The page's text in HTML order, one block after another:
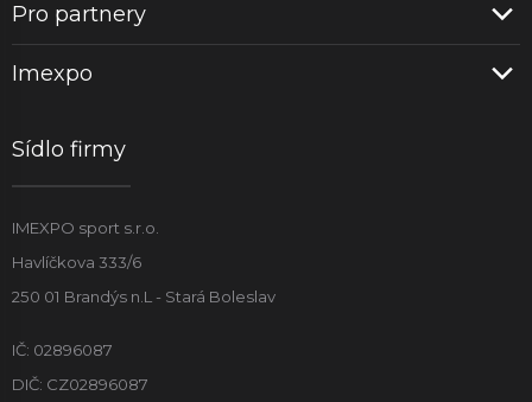
Pro partnery
Imexpo
Sídlo firmy
IMEXPO sport s.r.o.
Havlíčkova 333/6
250 01 Brandýs n.L - Stará Boleslav
IČ: 02896087
DIČ: CZ02896087